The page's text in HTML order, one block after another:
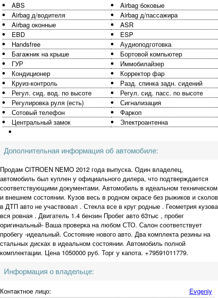
ABS
Airbag боковые
Airbag д/водителя
Airbag д/пассажира
Airbag оконные
ASR
EBD
ESP
Handsfree
Аудиоподготовка
Багажник на крыше
Бортовой компьютер
ГУР
Иммобилайзер
Кондиционер
Корректор фар
Круиз-контроль
Разд. спинка задн. сидений
Регул. сид. вод. по высоте
Регул. сид. пасс. по высоте
Регулировка руля (есть)
Сигнализация
Сотовый телефон
Фаркоп
Центральный замок
Электроантенна
Дополнительная информация об автомобиле:
Продам CITROEN NEMO 2012 года выпуска. Один владелец,
автомобиль был куплен у официального дилера, что подтверждается
соответствующими документами. Автомобиль в идеальном техническом
и внешнем состоянии. Кузов весь в родном окрасе без рыжиков и сколов
в ДТП авто не участвовал . Стекла все в круг родные . Геометрия кузова
вся ровная . Двигатель 1.4 бензин Пробег авто 63тыс , пробег
оригинальный- Ваша проверка на любом СТО. Салон соответствует
пробегу -идеальный. Состояние нового авто. Два комплекта резины на
стальных дисках в идеальном состоянии. Автомобиль полной
комплектации. Цена 1050000 руб. Торг у капота. +79591011779.
Информация о владельце:
Контактное лицо:
Evgeniy